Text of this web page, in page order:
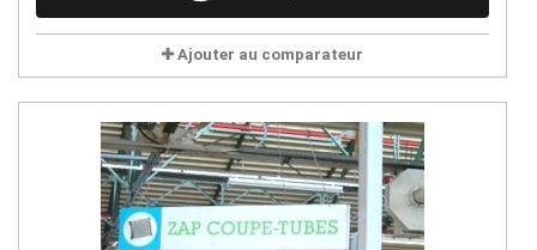
Ajouter au comparateur